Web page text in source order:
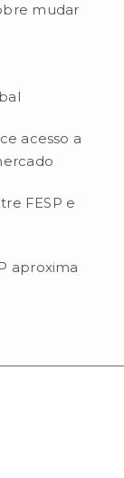
mudar
acesso a
FESP e
aproxima